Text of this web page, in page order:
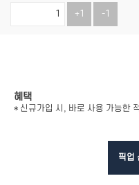
+1 -1
혜택
* 신규가입 시, 바로 사용 가능한
픽업